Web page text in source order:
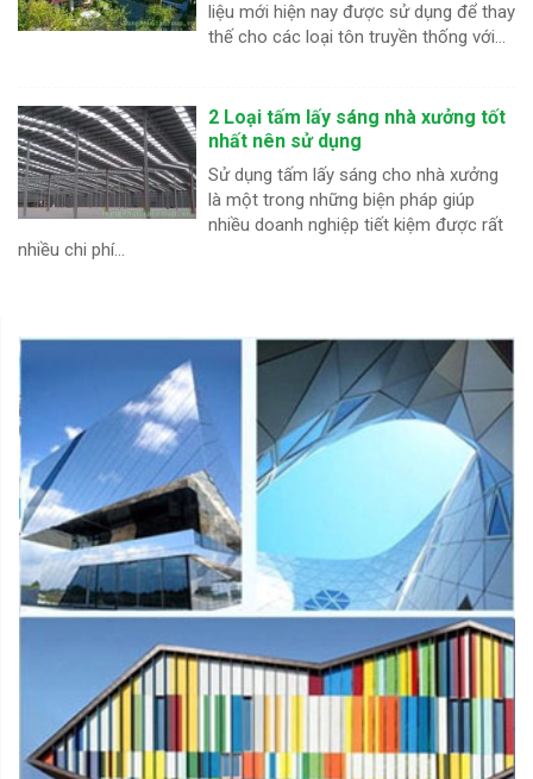
liệu mới hiện nay được sử dụng để thay
thế cho các loại tôn truyền thống với...
2 Loại tấm lấy sáng nhà xưởng tốt
nhất nên sử dụng
Sử dụng tấm lấy sáng cho nhà xưởng
là một trong những biện pháp giúp
nhiều doanh nghiệp tiết kiệm được rất
nhiều chi phí...